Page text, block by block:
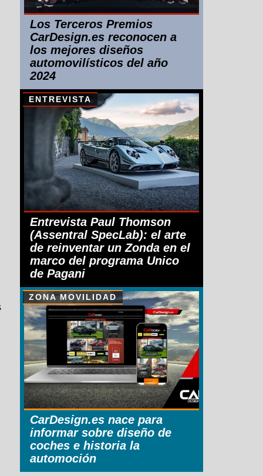
Los Terceros Premios
CarDesign.es reconocen a
los mejores diseños
automovilísticos del año
2024
ENTREVISTA
Entrevista Paul Thomson
(Assentral SpecLab): el arte
de reinventar un Zonda en el
marco del programa Unico
de Pagani
ZONA MOVILIDAD
CarDesign.es nace para
informar sobre diseño de
coches e historia la
automoción